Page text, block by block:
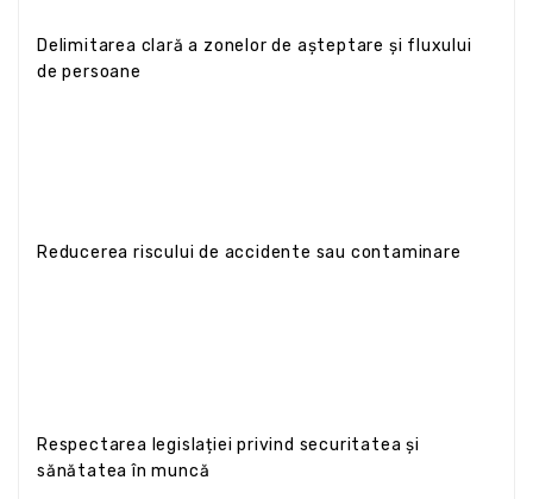
Delimitarea clară a zonelor de așteptare și fluxului
de persoane
Reducerea riscului de accidente sau contaminare
Respectarea legislației privind securitatea și
sănătatea în muncă